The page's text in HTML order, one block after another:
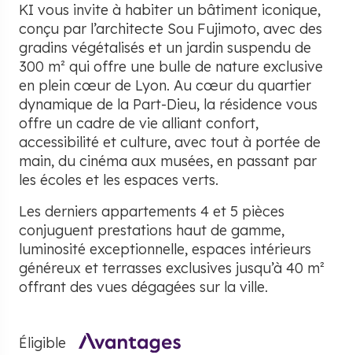
KI vous invite à habiter un bâtiment iconique,
conçu par l’architecte Sou Fujimoto, avec des
gradins végétalisés et un jardin suspendu de
300 m² qui offre une bulle de nature exclusive
en plein cœur de Lyon. Au cœur du quartier
dynamique de la Part-Dieu, la résidence vous
offre un cadre de vie alliant confort,
accessibilité et culture, avec tout à portée de
main, du cinéma aux musées, en passant par
les écoles et les espaces verts.
Les derniers appartements 4 et 5 pièces
conjuguent prestations haut de gamme,
luminosité exceptionnelle, espaces intérieurs
généreux et terrasses exclusives jusqu’à 40 m²
offrant des vues dégagées sur la ville.
Éligible